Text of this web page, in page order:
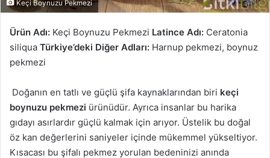
Keçi Boynuzu Pekmezi
Ürün Adı: Keçi Boynuzu Pekmezi Latince Adı: Ceratonia
siliqua Türkiye’deki Diğer Adları: Harnup pekmezi, boynuz
pekmezi
Doğanın en tatlı ve güçlü şifa kaynaklarından biri keçi
boynuzu pekmezi ürünüdür. Ayrıca insanlar bu harika
gıdayı asırlardır güçlü kalmak için arıyor. Üstelik bu doğal
öz kan değerlerini saniyeler içinde mükemmel yükseltiyor.
Kısacası bu şifalı pekmez yorulan bedeninizi anında